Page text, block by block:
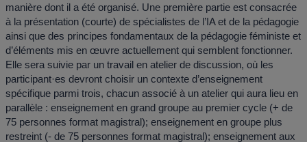
manière dont il a été organisé. Une première partie est consacrée
à la présentation (courte) de spécialistes de l’IA et de la pédagogie
ainsi que des principes fondamentaux de la pédagogie féministe et
d’éléments mis en œuvre actuellement qui semblent fonctionner.
Elle sera suivie par un travail en atelier de discussion, où les
participant·es devront choisir un contexte d’enseignement
spécifique parmi trois, chacun associé à un atelier qui aura lieu en
parallèle : enseignement en grand groupe au premier cycle (+ de
75 personnes format magistral); enseignement en groupe plus
restreint (- de 75 personnes format magistral); enseignement aux